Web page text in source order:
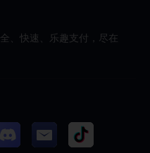
、快速、乐趣支付，尽在